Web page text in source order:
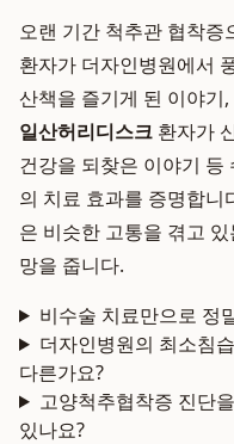
오랜 기간 척추관 협착증
환자가 더자인병원에서
산책을 즐기게 된 이야기
일산허리디스크 환자가
건강을 되찾은 이야기 등
의 치료 효과를 증명합니
은 비슷한 고통을 겪고
망을 줍니다.
비수술 치료만으로 정
더자인병원의 최소침
다른가요?
고양척추협착증 진단
있나요?